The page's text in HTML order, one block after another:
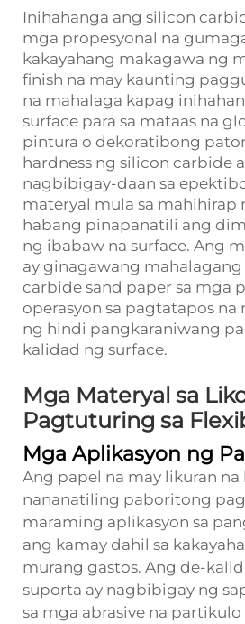
Inihahanga ang silicon
mga propesyonal na
kakayahang makagawa ng
finish na may kaunting
na mahalaga kapag
surface para sa mataas na
pintura o dekoratibong
hardness ng silicon carbide
nagbibigay-daan sa
materyal mula sa mahihirap
habang pinapanatili ang
ng ibabaw na surface. Ang
ay ginagawang
carbide sand paper sa mga
operasyon sa pagtatapos
ng hindi pangkaraniwang
kalidad ng surface.
Mga Materyal sa
Pagtuturing sa
Mga Aplikasyon ng
Ang papel na may likuran
nananatiling paboritong
maraming aplikasyon sa
ang kamay dahil sa
murang gastos. Ang de-
suporta ay nagbibigay ng
sa mga abrasive na